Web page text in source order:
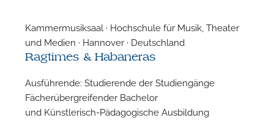
Kammermusiksaal · Hochschule für Musik, Theater
und Medien · Hannover · Deutschland
Ragtimes & Habaneras
Ausführende: Studierende der Studiengänge
Fächerübergreifender Bachelor
und Künstlerisch-Pädagogische Ausbildung